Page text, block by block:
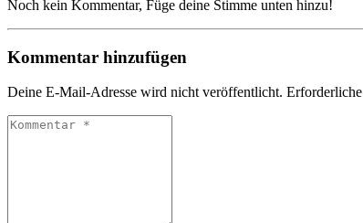
Noch kein Kommentar, Füge deine Stimme unten hinzu!
Kommentar hinzufügen
Deine E-Mail-Adresse wird nicht veröffentlicht.
Kommentar